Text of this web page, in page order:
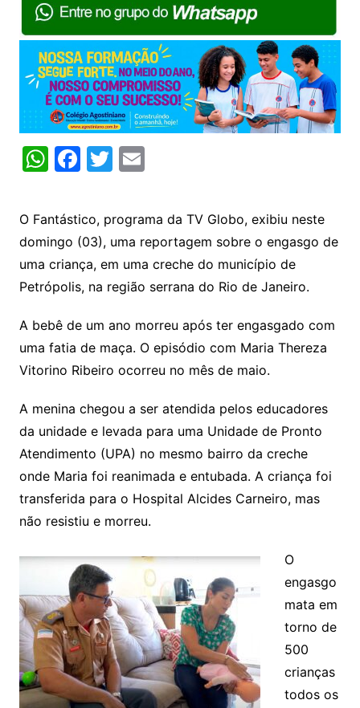
W
at
s
A
p
p
F
c
e
b
o
k
T
itt
er
E
ai
l
O Fantástico, programa da TV Globo, exibiu neste
domingo (03), uma reportagem sobre o engasgo de
uma criança, em uma creche do município de
Petrópolis, na região serrana do Rio de Janeiro.
A bebê de um ano morreu após ter engasgado com
uma fatia de maça. O episódio com Maria Thereza
Vitorino Ribeiro ocorreu no mês de maio.
A menina chegou a ser atendida pelos educadores
da unidade e levada para uma Unidade de Pronto
Atendimento (UPA) no mesmo bairro da creche
onde Maria foi reanimada e entubada. A criança foi
transferida para o Hospital Alcides Carneiro, mas
não resistiu e morreu.
O
engasgo
mata em
torno de
500
crianças
todos os